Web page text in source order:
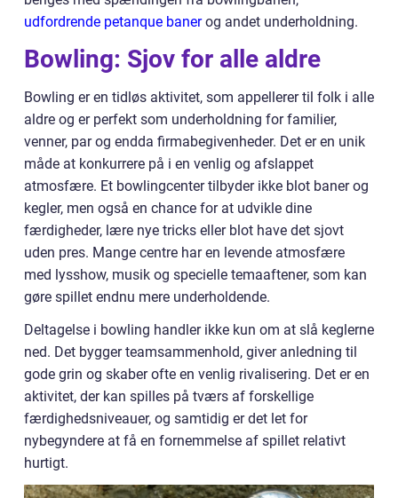
udfordrende petanque banerog andet underholdning.
Bowling: Sjov for alle aldre
Bowling er en tidløs aktivitet, som appellerer til folk i alle
aldre og er perfekt som underholdning for familier,
venner, par og endda firmabegivenheder. Det er en unik
måde at konkurrere på i en venlig og afslappet
atmosfære. Et bowlingcenter tilbyder ikke blot baner og
kegler, men også en chance for at udvikle dine
færdigheder, lære nye tricks eller blot have det sjovt
uden pres. Mange centre har en levende atmosfære
med lysshow, musik og specielle temaaftener, som kan
gøre spillet endnu mere underholdende.
Deltagelse i bowling handler ikke kun om at slå keglerne
ned. Det bygger teamsammenhold, giver anledning til
gode grin og skaber ofte en venlig rivalisering. Det er en
aktivitet, der kan spilles på tværs af forskellige
færdighedsniveauer, og samtidig er det let for
nybegyndere at få en fornemmelse af spillet relativt
hurtigt.